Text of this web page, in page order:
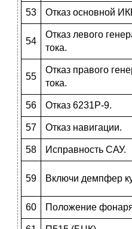
53 Отказ основной
54
Отказ левого
тока.
55
Отказ правого
тока.
56 Отказ 6231Р-9.
57 Отказ навигации.
58 Исправность САУ.
59 Включи демпфер
60 Положение